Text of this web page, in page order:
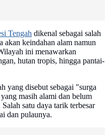
Tengah dikenal sebagai salah
akan keindahan alam namun
ini menawarkan
hutan tropis, hingga pantai-
yang disebut sebagai "surga
masih alami dan belum
satu daya tarik terbesar
dan pulaunya.